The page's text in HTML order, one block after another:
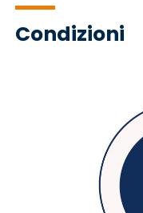
Condizioni